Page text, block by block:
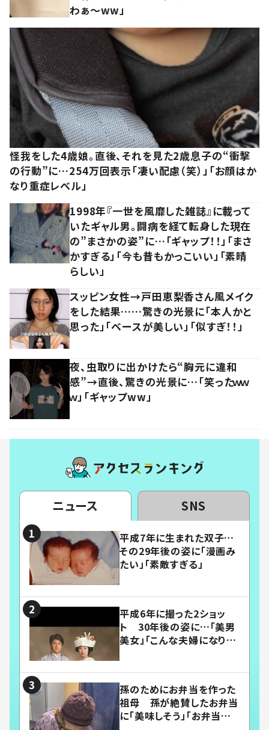
わぁ～ww」
怪我をした4歳娘。直後、それを見た2歳息子の“衝撃
の行動”に…254万回表示「凄い配慮（笑）」「お顔はか
なり重症レベル」
1998年『一世を風靡した雑誌』に載って
いたギャル男。闘病を経て転身した現在
の”まさかの姿”に…「ギャップ！！」「まさ
かすぎる」「今も昔もかっこいい」「素晴
らしい」
スッピン女性→戸田恵梨香さん風メイク
をした結果……驚きの光景に「本人かと
思った」「ベースが美しい」「似すぎ！！」
夜、虫取りに出かけたら“胸元に違和
感”→直後、驚きの光景に…「笑ったｗｗ
ｗ」「ギャップww」
ニュース SNS
平成7年に生まれた双子…
その29年後の姿に「漫画み
たい」「素敵すぎる」
平成6年に撮った2ショッ
ト 30年後の姿に…「美男
美女」「こんな夫婦になりた
孫のためにお弁当を作った
祖母 孫が絶賛したお弁当
に「美味しそう」「お弁当すご